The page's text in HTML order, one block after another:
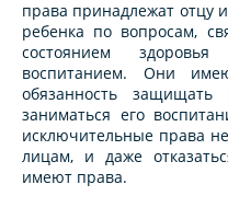
права принадлежат отцу
ребенка по вопросам,
состоянием
воспитанием. Они
обязанность
заниматься его
исключительные права
лицам, и даже
имеют права.